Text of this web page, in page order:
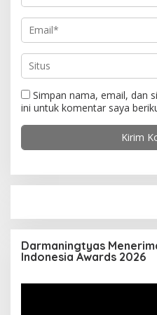
Simpan nama, email, dan
ini untuk komentar saya
Darmaningtyas
Indonesia Awards 2026